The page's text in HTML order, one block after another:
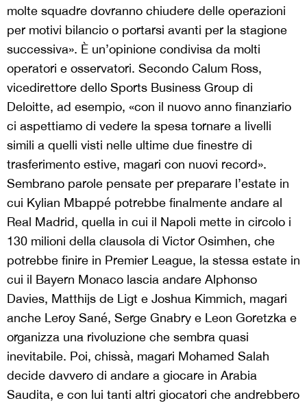
molte squadre dovranno chiudere delle operazioni
per motivi bilancio o portarsi avanti per la stagione
successiva». È un’opinione condivisa da molti
operatori e osservatori. Secondo Calum Ross,
vicedirettore dello Sports Business Group di
Deloitte, ad esempio, «con il nuovo anno finanziario
ci aspettiamo di vedere la spesa tornare a livelli
simili a quelli visti nelle ultime due finestre di
trasferimento estive, magari con nuovi record».
Sembrano parole pensate per preparare l’estate in
cui Kylian Mbappé potrebbe finalmente andare al
Real Madrid, quella in cui il Napoli mette in circolo i
130 milioni della clausola di Victor Osimhen, che
potrebbe finire in Premier League, la stessa estate in
cui il Bayern Monaco lascia andare Alphonso
Davies, Matthijs de Ligt e Joshua Kimmich, magari
anche Leroy Sané, Serge Gnabry e Leon Goretzka e
organizza una rivoluzione che sembra quasi
inevitabile. Poi, chissà, magari Mohamed Salah
decide davvero di andare a giocare in Arabia
Saudita, e con lui tanti altri giocatori che andrebbero